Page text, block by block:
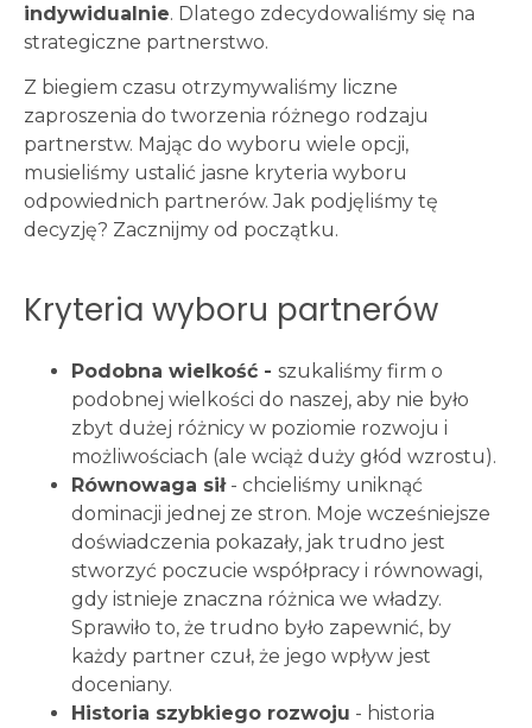
indywidualnie. Dlatego zdecydowaliśmy się na
strategiczne partnerstwo.
Z biegiem czasu otrzymywaliśmy liczne
zaproszenia do tworzenia różnego rodzaju
partnerstw. Mając do wyboru wiele opcji,
musieliśmy ustalić jasne kryteria wyboru
odpowiednich partnerów. Jak podjęliśmy tę
decyzję? Zacznijmy od początku.
Kryteria wyboru partnerów
Podobna wielkość - szukaliśmy firm o
podobnej wielkości do naszej, aby nie było
zbyt dużej różnicy w poziomie rozwoju i
możliwościach (ale wciąż duży głód wzrostu).
Równowaga sił- chcieliśmy uniknąć
dominacji jednej ze stron. Moje wcześniejsze
doświadczenia pokazały, jak trudno jest
stworzyć poczucie współpracy i równowagi,
gdy istnieje znaczna różnica we władzy.
Sprawiło to, że trudno było zapewnić, by
każdy partner czuł, że jego wpływ jest
doceniany.
Historia szybkiego rozwoju - historia